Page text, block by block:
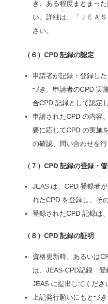
き、ある程度まとまっ
い。詳細は、「ＪＥＡ
さい。
（６）CPD 記録の認定
申請者が記録・登録し
づき、申請者のCPD 実
合CPD 記録として認定
申請されたCPD の内容
要に応じてCPD の実施
の確認、問い合わせを行
（７）CPD 記録の登録・
JEAS は、CPD 登録者
れたCPD を登録し、そ
登録されたCPD 記録は
（８）CPD 記録の証明
資格更新時、あるいは
は、JEAS-CPD記録 登
JEAS に提出してくださ
上記発行願いにもとづ